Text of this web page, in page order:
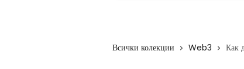
Всички колекции Web3 Как